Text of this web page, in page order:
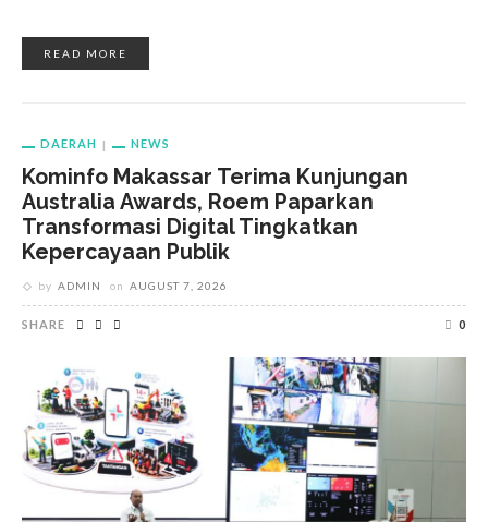
READ MORE
DAERAH NEWS
Kominfo Makassar Terima Kunjungan
Australia Awards, Roem Paparkan
Transformasi Digital Tingkatkan
Kepercayaan Publik
by ADMIN on AUGUST 7, 2026
SHARE 0